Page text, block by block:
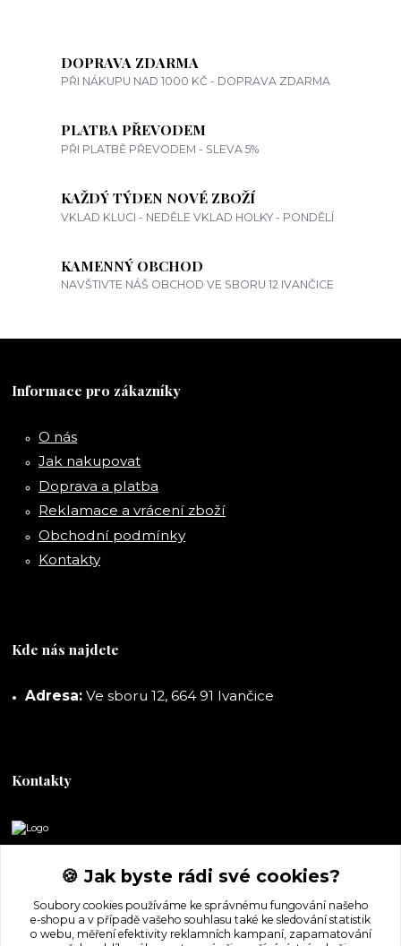
DOPRAVA ZDARMA
PŘI NÁKUPU NAD 1000 KČ - DOPRAVA ZDARMA
PLATBA PŘEVODEM
PŘI PLATBĚ PŘEVODEM - SLEVA 5%
KAŽDÝ TÝDEN NOVÉ ZBOŽÍ
VKLAD KLUCI - NEDĚLE VKLAD HOLKY - PONDĚLÍ
KAMENNÝ OBCHOD
NAVŠTIVTE NÁŠ OBCHOD VE SBORU 12 IVANČICE
Informace pro zákazníky
O nás
Jak nakupovat
Doprava a platba
Reklamace a vrácení zboží
Obchodní podmínky
Kontakty
Kde nás najdete
Adresa: Ve sboru 12, 664 91 Ivančice
Kontakty
+420 777 247 722
(Po-Pá, 8-16 hod.)
🍪 Jak byste rádi své cookies?
Soubory cookies používáme ke správnému fungování našeho
e-shopu a v případě vašeho souhlasu také ke sledování statistik
o webu, měření efektivity reklamních kampaní, zapamatování